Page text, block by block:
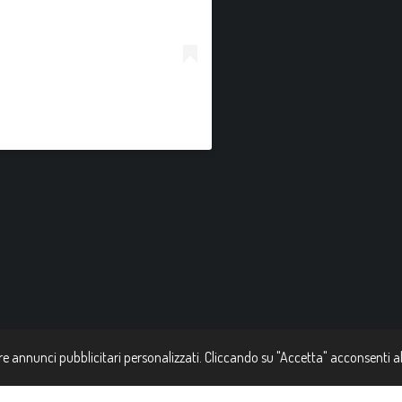
annunci pubblicitari personalizzati. Cliccando su "Accetta" acconsenti